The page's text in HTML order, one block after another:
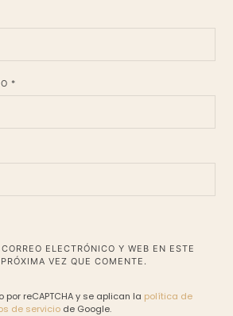
*
ELECTRÓNICO Y WEB EN ESTE
VEZ QUE COMENTE.
reCAPTCHA y se aplican la política de
de servicio de Google.